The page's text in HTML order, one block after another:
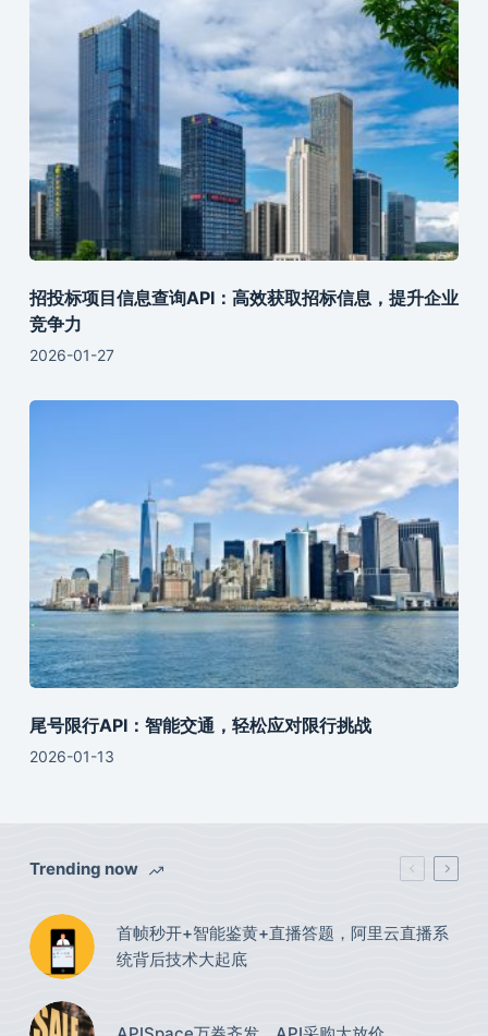
招投标项目信息查询API：高效获取招标信息，提升企业
竞争力
2026-01-27
尾号限行API：智能交通，轻松应对限行挑战
2026-01-13
Trending now
首帧秒开+智能鉴黄+直播答题，阿里云直播系
统背后技术大起底